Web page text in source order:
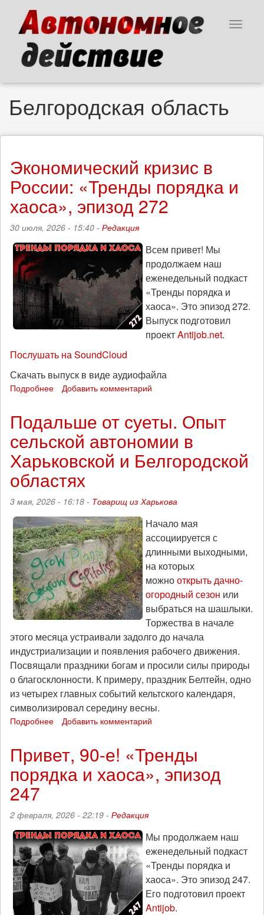
основному
содержанию
Toggle
Белгородская область
Экономический кризис в
России: «Тренды порядка и
хаоса», эпизод 272
30 июля, 2026 - 15:40 - Редакция
Всем привет! Мы
продолжаем наш
еженедельный подкаст
«Тренды порядка и
хаоса». Это эпизод 272.
Выпуск подготовил
проектAntijob.net.
Послушать на SoundCloud
Скачать выпуск в виде аудиофайла
Подробнее
в
России:
«Тренды
порядка
и
хаоса»,
272
Добавить комментарий
Подальше от суеты. Опыт
сельской автономии в
Харьковской и Белгородской
областях
3 мая, 2026 - 16:18 - Товарищ из Харькова
Начало мая
ассоциируется с
длинными выходными,
на которых
можнооткрыть дачно-
огородный сезон или
выбраться на шашлыки.
Торжества в начале
этого месяца устраивали задолго до начала
индустриализации и появления рабочего движения.
Посвящали праздники богам и просили силы природы
о благосклонности. К примеру, праздник Белтейн, одно
из четырех главных событий кельтского календаря,
символизировал середину весны.
Подробнее
суеты.
Опыт
сельской
Харьковской
и
Белгородской
областях
Добавить комментарий
Привет, 90-е! «Тренды
порядка и хаоса», эпизод
247
2 февраля, 2026 - 22:19 - Редакция
Мы продолжаем наш
еженедельный подкаст
«Тренды порядка и
хаоса». Это эпизод 247.
Его подготовил проект
Antijob.